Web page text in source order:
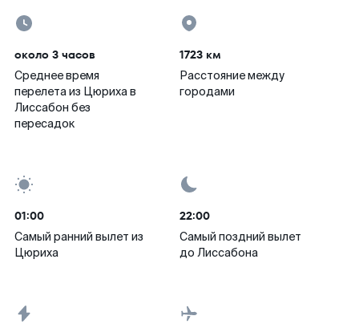
около 3 часов
Среднее время
перелета из Цюриха в
Лиссабон без
пересадок
1723 км
Расстояние между
городами
01:00
Самый ранний вылет из
Цюриха
22:00
Самый поздний вылет
до Лиссабона